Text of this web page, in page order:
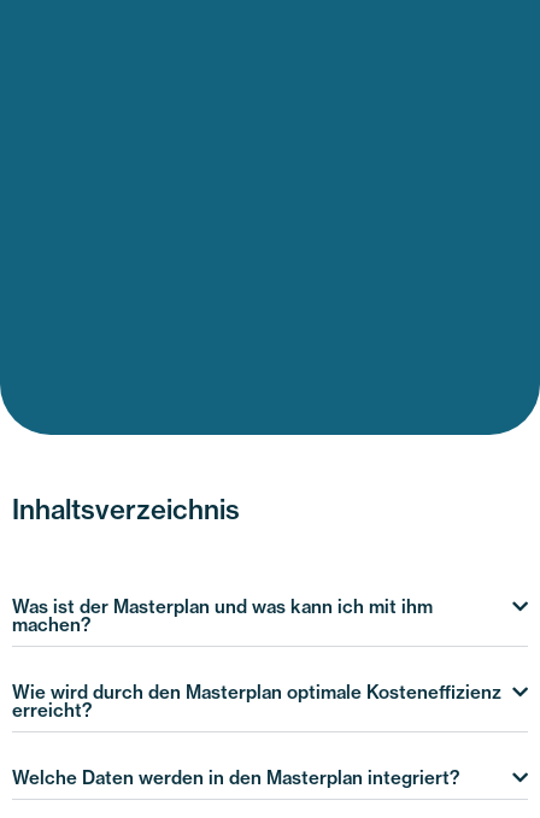
Inhaltsverzeichnis
Was ist der Masterplan und was kann ich mit ihm
machen?
Wie wird durch den Masterplan optimale Kosteneffizienz
erreicht?
Welche Daten werden in den Masterplan integriert?